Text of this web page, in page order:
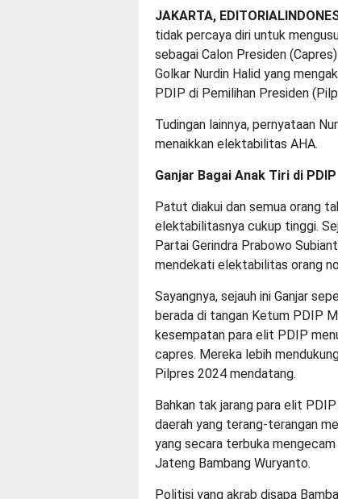
JAKARTA,
tidak percaya diri untuk
sebagai Calon Presiden
Golkar Nurdin Halid yang
PDIP di Pemilihan Presiden
Tudingan lainnya, pernyataan
menaikkan elektabilitas AHA.
Ganjar Bagai Anak Tiri di PDIP
Patut diakui dan semua orang
elektabilitasnya cukup tinggi.
Partai Gerindra Prabowo
mendekati elektabilitas orang
Sayangnya, sejauh ini Ganjar
berada di tangan Ketum PDIP
kesempatan para elit PDIP
capres. Mereka lebih
Pilpres 2024 mendatang.
Bahkan tak jarang para elit
daerah yang terang-terangan
yang secara terbuka
Jateng Bambang Wuryanto.
Politisi yang akrab disapa